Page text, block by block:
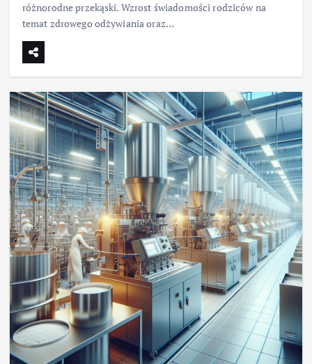
różnorodne przekąski. Wzrost świadomości rodziców na
temat zdrowego odżywiania oraz…